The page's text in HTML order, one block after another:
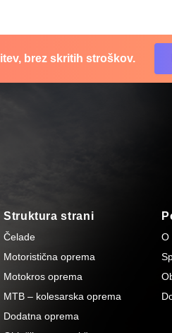
brez skritih stroškov.
Struktura strani
Čelade
Motoristična oprema
Motokros oprema
MTB – kolesarska oprema
Dodatna oprema
O